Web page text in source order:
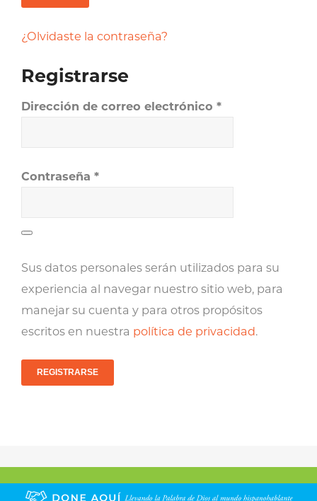
¿Olvidaste la contraseña?
Registrarse
Dirección de correo electrónico *Obligatorio
Contraseña *Obligatorio
Sus datos personales serán utilizados para su
experiencia al navegar nuestro sitio web, para
manejar su cuenta y para otros propósitos
escritos en nuestra política de privacidad.
REGISTRARSE